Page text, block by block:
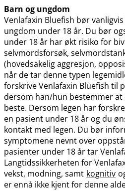
Barn og ungdom
Venlafaxin Bluefish bør
ungdom under 18 år. Du bør
under 18 år har økt risiko for
selvmordsforsøk,
(hovedsakelig aggresjon,
når de tar denne typen
forskrive Venlafaxin Bluefish til
dersom han​/​hun bestemmer
beste. Dersom legen har
en pasient under 18 år og du
kontakt med legen. Du bør
symptomene nevnt over
pasienter under 18 år tar
Langtidssikkerheten for
vekst, modning, samt kognitiv
er ennå ikke kjent for denne